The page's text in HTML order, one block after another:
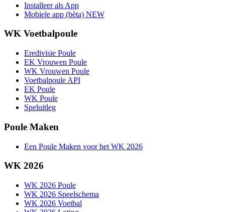
Installeer als App
Mobiele app (bèta) NEW
WK Voetbalpoule
Eredivisie Poule
EK Vrouwen Poule
WK Vrouwen Poule
Voetbalpoule API
EK Poule
WK Poule
Speluitleg
Poule Maken
Een Poule Maken voor het WK 2026
WK 2026
WK 2026 Poule
WK 2026 Speelschema
WK 2026 Voetbal